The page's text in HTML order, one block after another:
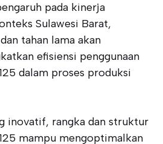
pada kinerja
Sulawesi Barat,
tahan lama akan
efisiensi penggunaan
dalam proses produksi
inovatif, rangka dan struktur
mampu mengoptimalkan